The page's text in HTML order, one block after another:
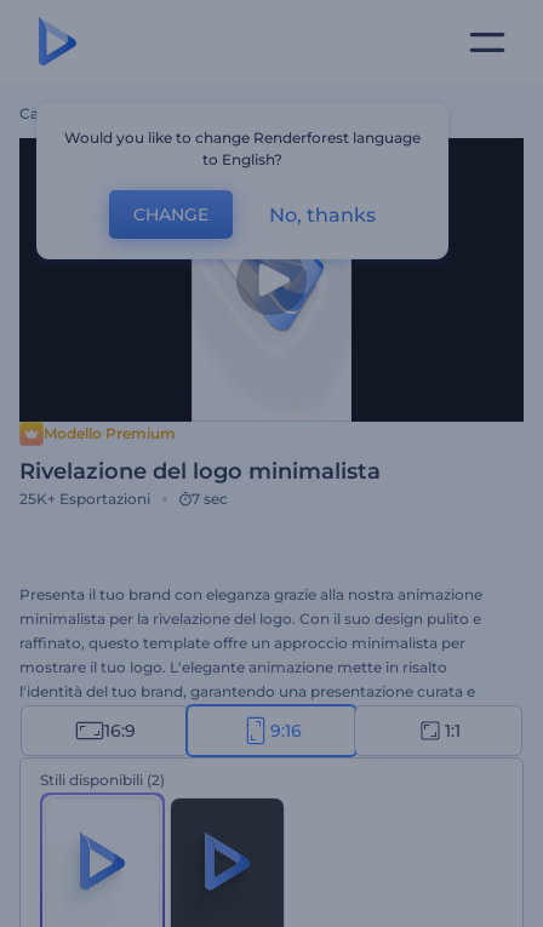
Casa
Modello Premium
Rivelazione del logo minimalista
25K+ Esportazioni 7 sec
Presenta il tuo brand con eleganza grazie alla nostra animazione
minimalista per la rivelazione del logo. Con il suo design pulito e
raffinato, questo template offre un approccio minimalista per
mostrare il tuo logo. L'elegante animazione mette in risalto
l'identità del tuo brand, garantendo una presentazione curata e
professionale. Personalizza il template con il tuo logo, lo slogan e la
musica di sottofondo per creare una prima impressione
memorabile. Perfetto per introduzioni aziendali, aperture di
conferenze, promozioni di servizi e molti altri progetti. Crea ora e
16:9 9:16 1:1
Stili disponibili (2)
Would you like to change Renderforest language
to English?
CHANGE No, thanks